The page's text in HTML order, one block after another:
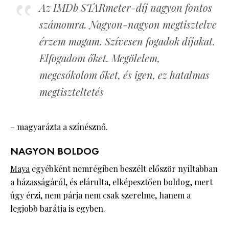
Az IMDb STARmeter-díj nagyon fontos
számomra. Nagyon-nagyon megtisztelve
érzem magam. Szívesen fogadok díjakat.
Elfogadom őket. Megölelem,
megcsókolom őket, és igen, ez hatalmas
megtiszteltetés
– magyarázta a színésznő.
NAGYON BOLDOG
Mayaegyébként nemrégiben beszélt először nyíltabban
aházasságáról, és elárulta, elképesztően boldog, mert
úgy érzi, nem párja nem csak szerelme, hanem a
legjobb barátja is egyben.